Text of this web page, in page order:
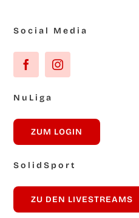
Social Media
NuLi­ga
ZUM LOG­IN
Solid­Sport
ZU DEN LIVESTREAMS